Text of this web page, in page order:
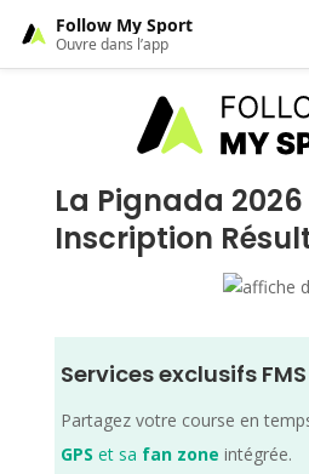
La Pignada
Inscription
Services exclusifs FMS
Partagez votre course en
GPS et sa fan zone intégrée.
Follow My Sport
Ouvre dans l’app